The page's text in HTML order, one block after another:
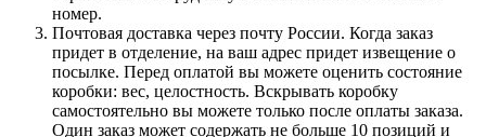
номер.
Почтовая доставка через почту России. Когда заказ
придет в отделение, на ваш адрес придет извещение о
посылке. Перед оплатой вы можете оценить состояние
коробки: вес, целостность. Вскрывать коробку
самостоятельно вы можете только после оплаты заказа.
Один заказ может содержать не больше 10 позиций и